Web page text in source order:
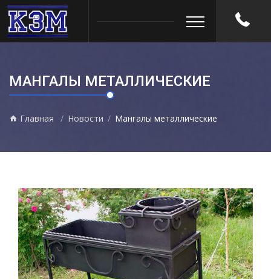
МАНГАЛЫ МЕТАЛЛИЧЕСКИЕ
Главная Новости Мангалы металлические